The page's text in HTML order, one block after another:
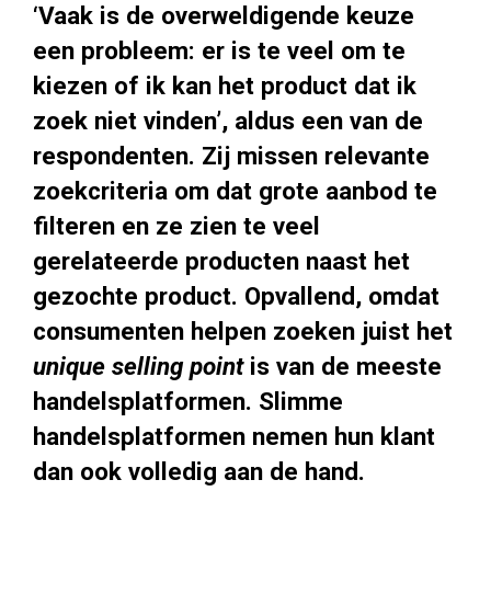
‘Vaak is de overweldigende keuze
een probleem: er is te veel om te
kiezen of ik kan het product dat ik
zoek niet vinden’, aldus een van de
respondenten. Zij missen relevante
zoekcriteria om dat grote aanbod te
filteren en ze zien te veel
gerelateerde producten naast het
gezochte product. Opvallend, omdat
consumenten helpen zoeken juist het
unique selling pointis van de meeste
handelsplatformen. Slimme
handelsplatformen nemen hun klant
dan ook volledig aan de hand.